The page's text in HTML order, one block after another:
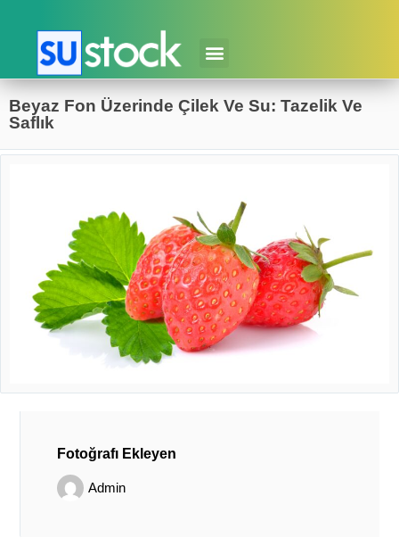
Beyaz Fon Üzerinde Çilek Ve Su: Tazelik Ve
Saflık
Fotoğrafı Ekleyen
Admin